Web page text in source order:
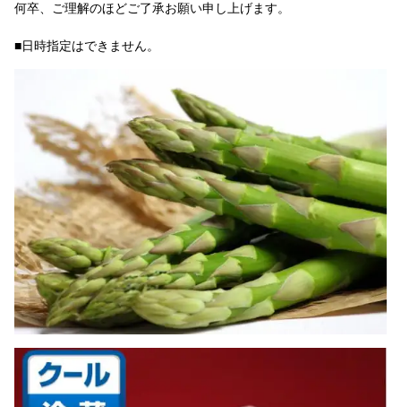
何卒、ご理解のほどご了承お願い申し上げます。
■日時指定はできません。